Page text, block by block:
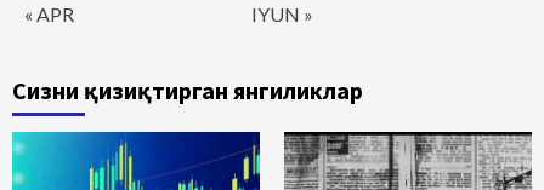
« APR IYUN »
Сизни қизиқтирган янгиликлар